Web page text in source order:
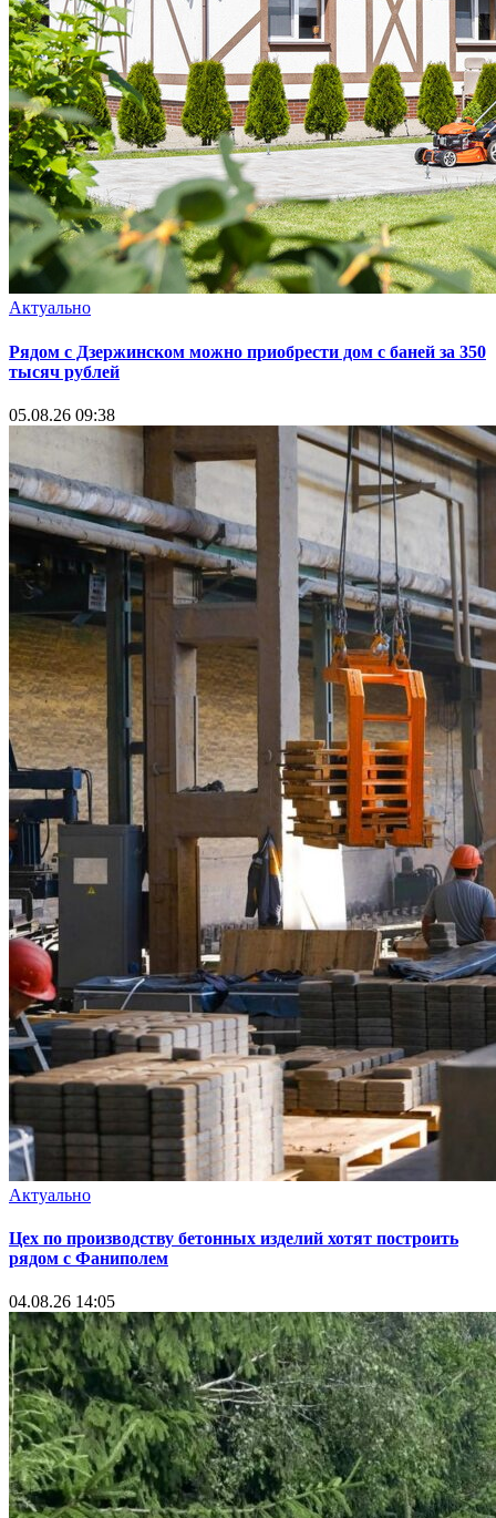
Актуально
Рядом с Дзержинском можно приобрести дом с баней за 350
тысяч рублей
05.08.26 09:38
Актуально
Цех по производству бетонных изделий хотят построить
рядом с Фаниполем
04.08.26 14:05